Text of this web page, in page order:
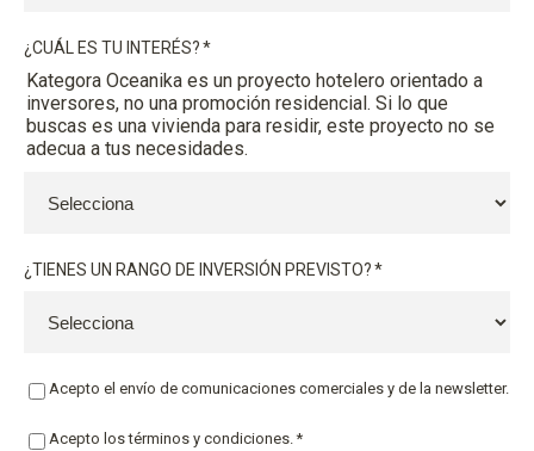
¿CUÁL ES TU INTERÉS?*
Kategora Oceanika es un proyecto hotelero orientado a
inversores, no una promoción residencial. Si lo que
buscas es una vivienda para residir, este proyecto no se
adecua a tus necesidades.
¿TIENES UN RANGO DE INVERSIÓN PREVISTO?*
Acepto el envío de comunicaciones comerciales y de la newsletter.
Acepto los términos y condiciones.*